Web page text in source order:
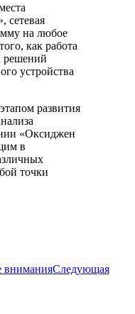
сетевая
на любое
как работа
решений
устройства
развития
«Оксиджен
в
точки
вниманияСледующая